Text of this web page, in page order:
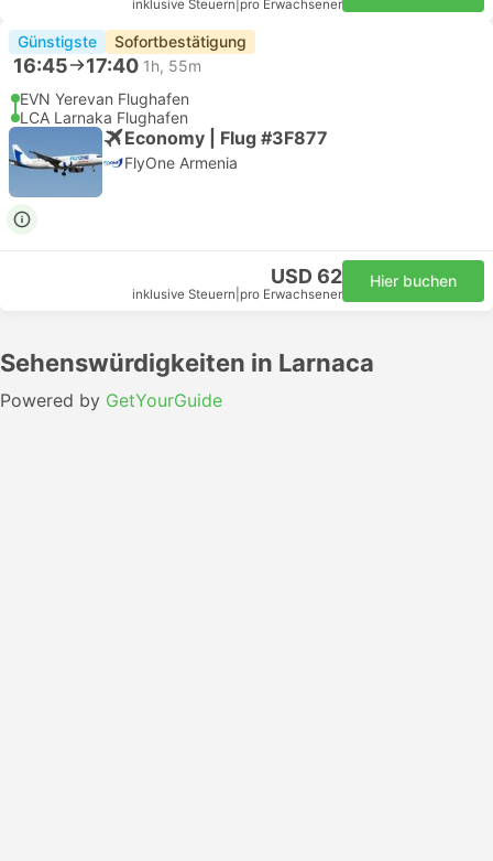
inklusive Steuern pro Erwachsener
Günstigste Sofortbestätigung
16:45 17:40 1h, 55m
EVN Yerevan Flughafen
LCA Larnaka Flughafen
Economy | Flug #3F877
FlyOne Armenia
USD 62
inklusive Steuern pro Erwachsener
Hier buchen
Sehenswürdigkeiten in Larnaca
Powered by GetYourGuide